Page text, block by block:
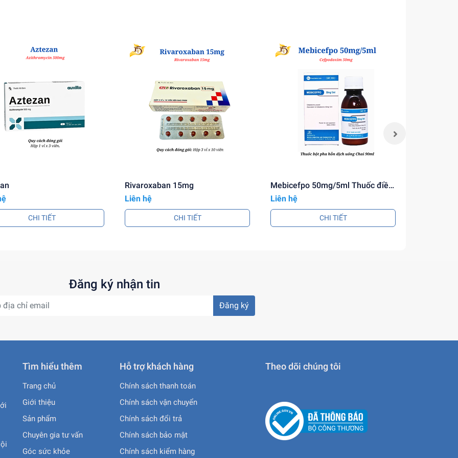
Thuốc điều trị nhiễm khuẩn là bao nhiêu?
điều trị nhiễm khuẩn
hiện đang được bán sỉ/ lẻ
Zalo: 0919 654 189/ 1800 585 865
(miễn phí cước gọi) để
được kiểm tra hàng trước khi thanh toán
Thuốc điều trị nhiễm khuẩn uy tín, chất lượng, cam kết
Đô Thị Mới Đại Kim, Phường Định Công - TP Hà Nội. 0243
CHI TIẾT
Rivaroxaban 15mg
Liên hệ
CHI TIẾT
Mebicefpo 50mg/5ml Thuốc điều
trị nhiễm khuẩn
Liên hệ
CHI TIẾT
Đăng ký nhận tin
Đăng ký
Tìm hiểu thêm
Trang chủ
Giới thiệu
Sản phẩm
Chuyên gia tư vấn
Góc sức khỏe
Hỗ trợ khách hàng
Chính sách thanh toán
Chính sách vận chuyển
Chính sách đổi trả
Chính sách bảo mật
Chính sách kiểm hàng
Theo dõi chúng tôi